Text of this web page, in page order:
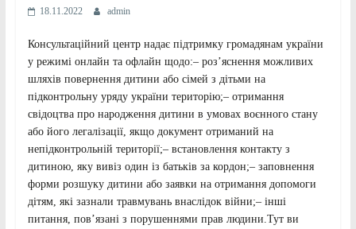
18.11.2022 admin
Консультаційний центр надає підтримку громадянам україни
у режимі онлайн та офлайн щодо:– роз’яснення можливих
шляхів повернення дитини або сімей з дітьми на
підконтрольну уряду україни територію;– отримання
свідоцтва про народження дитини в умовах воєнного стану
або його легалізації, якщо документ отриманий на
непідконтрольній території;– встановлення контакту з
дитиною, яку вивіз один із батьків за кордон;– заповнення
форми розшуку дитини або заявки на отримання допомоги
дітям, які зазнали травмувань внаслідок війни;– інші
питання, пов’язані з порушеннями прав людини.Тут ви